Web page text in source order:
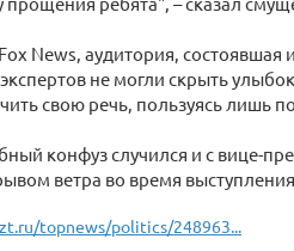
News, аудитория,
не могли скрыть
свою речь, пользуясь лишь
конфуз случился и с вице-
ветра во время
topnews/politics/248963...